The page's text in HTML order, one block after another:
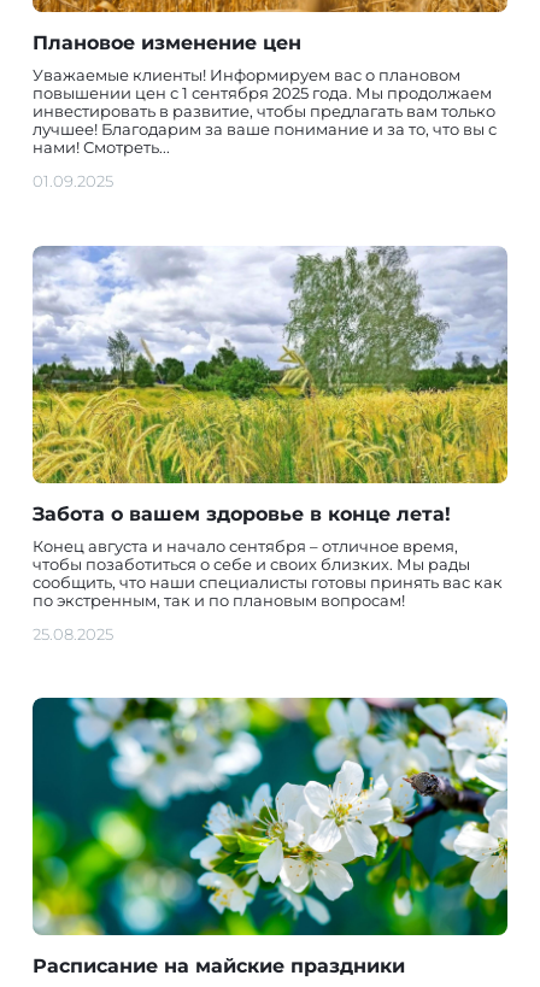
Плановое изменение цен
Уважаемые клиенты! Информируем вас о плановом
повышении цен с 1 сентября 2025 года. Мы продолжаем
инвестировать в развитие, чтобы предлагать вам только
лучшее! Благодарим за ваше понимание и за то, что вы с
нами! Смотреть...
01.09.2025
Забота о вашем здоровье в конце лета!
Конец августа и начало сентября – отличное время,
чтобы позаботиться о себе и своих близких. Мы рады
сообщить, что наши специалисты готовы принять вас как
по экстренным, так и по плановым вопросам!
25.08.2025
Расписание на майские праздники